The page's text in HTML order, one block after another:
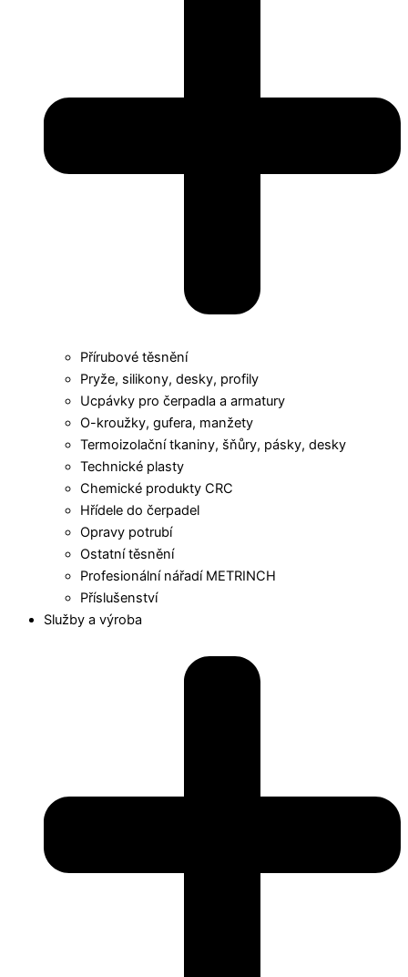
Přírubové těsnění
Pryže, silikony, desky, profily
Ucpávky pro čerpadla a armatury
O-kroužky, gufera, manžety
Termoizolační tkaniny, šňůry, pásky, desky
Technické plasty
Chemické produkty CRC
Hřídele do čerpadel
Opravy potrubí
Ostatní těsnění
Profesionální nářadí METRINCH
Příslušenství
Služby a výroba